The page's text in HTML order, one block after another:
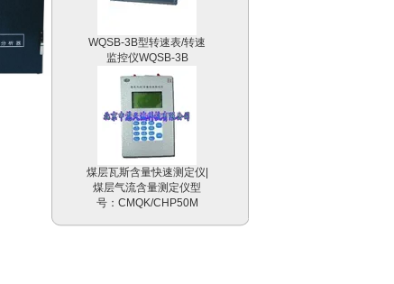
监控仪WQSB-3B
煤层瓦斯含量快速测定仪|
煤层气流含量测定仪型
号：CMQK/CHP50M